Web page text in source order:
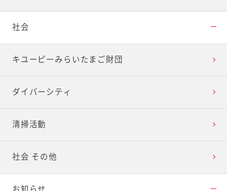
社会
キユーピーみらいたまご財団
ダイバーシティ
清掃活動
社会 その他